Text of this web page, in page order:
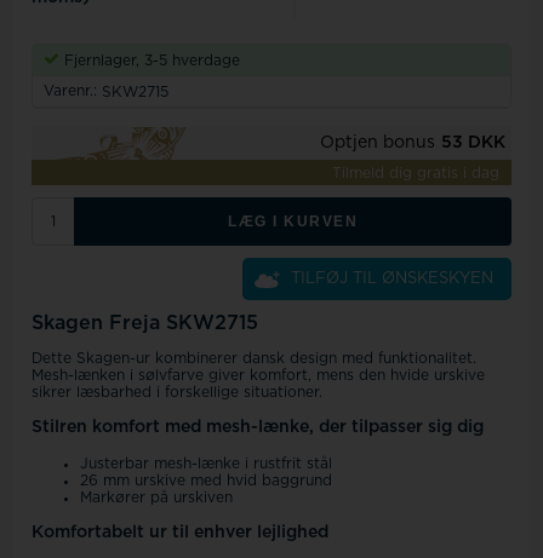
Fjernlager, 3-5 hverdage
Varenr.: SKW2715
Optjen bonus 53 DKK
Tilmeld dig gratis i dag
LÆG I KURVEN
TILFØJ TIL ØNSKESKYEN
Skagen Freja SKW2715
Dette Skagen-ur kombinerer dansk design med funktionalitet.
Mesh-lænken i sølvfarve giver komfort, mens den hvide urskive
sikrer læsbarhed i forskellige situationer.
Stilren komfort med mesh-lænke, der tilpasser sig dig
Justerbar mesh-lænke i rustfrit stål
26 mm urskive med hvid baggrund
Markører på urskiven
Komfortabelt ur til enhver lejlighed